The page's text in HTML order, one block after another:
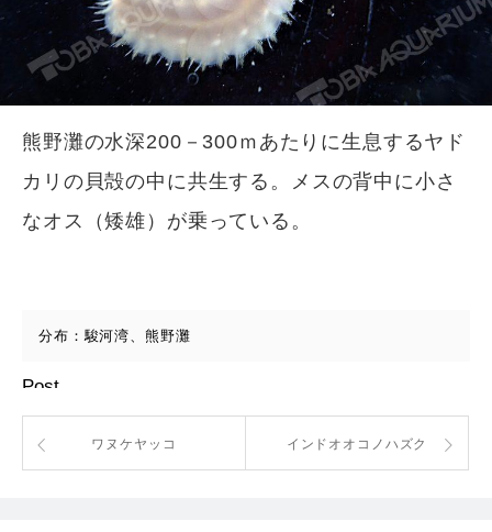
熊野灘の水深200－300ｍあたりに生息するヤド
カリの貝殻の中に共生する。メスの背中に小さ
なオス（矮雄）が乗っている。
分布：駿河湾、熊野灘
Post
ワヌケヤッコ インドオオコノハズク